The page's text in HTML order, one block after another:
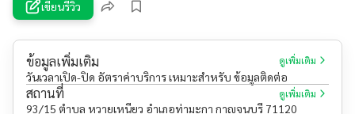
เขียนรีวิว
ข้อมูลเพิ่มเติม ดูเพิ่มเติม
วันเวลาเปิด-ปิด อัตราค่าบริการ เหมาะสำหรับ ข้อมูลติดต่อ
สถานที่ ดูเพิ่มเติม
93/15 ตำบล หวายเหนียว อำเภอท่ามะกา กาญจนบุรี 71120